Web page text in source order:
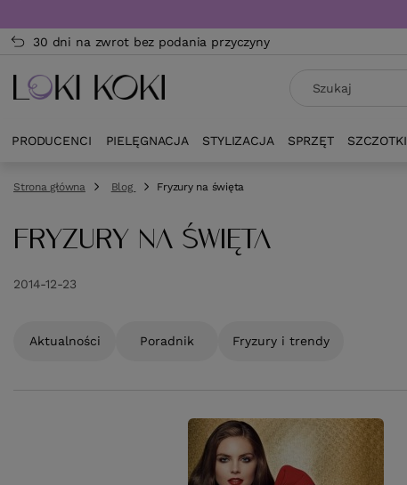
30 dni na zwrot bez podania przyczyny
PRODUCENCI PIELĘGNACJA STYLIZACJA SPRZĘT SZCZOTKI
Strona główna Blog Fryzury na święta
FRYZURY NA ŚWIĘTA
2014-12-23
Aktualności Poradnik Fryzury i trendy